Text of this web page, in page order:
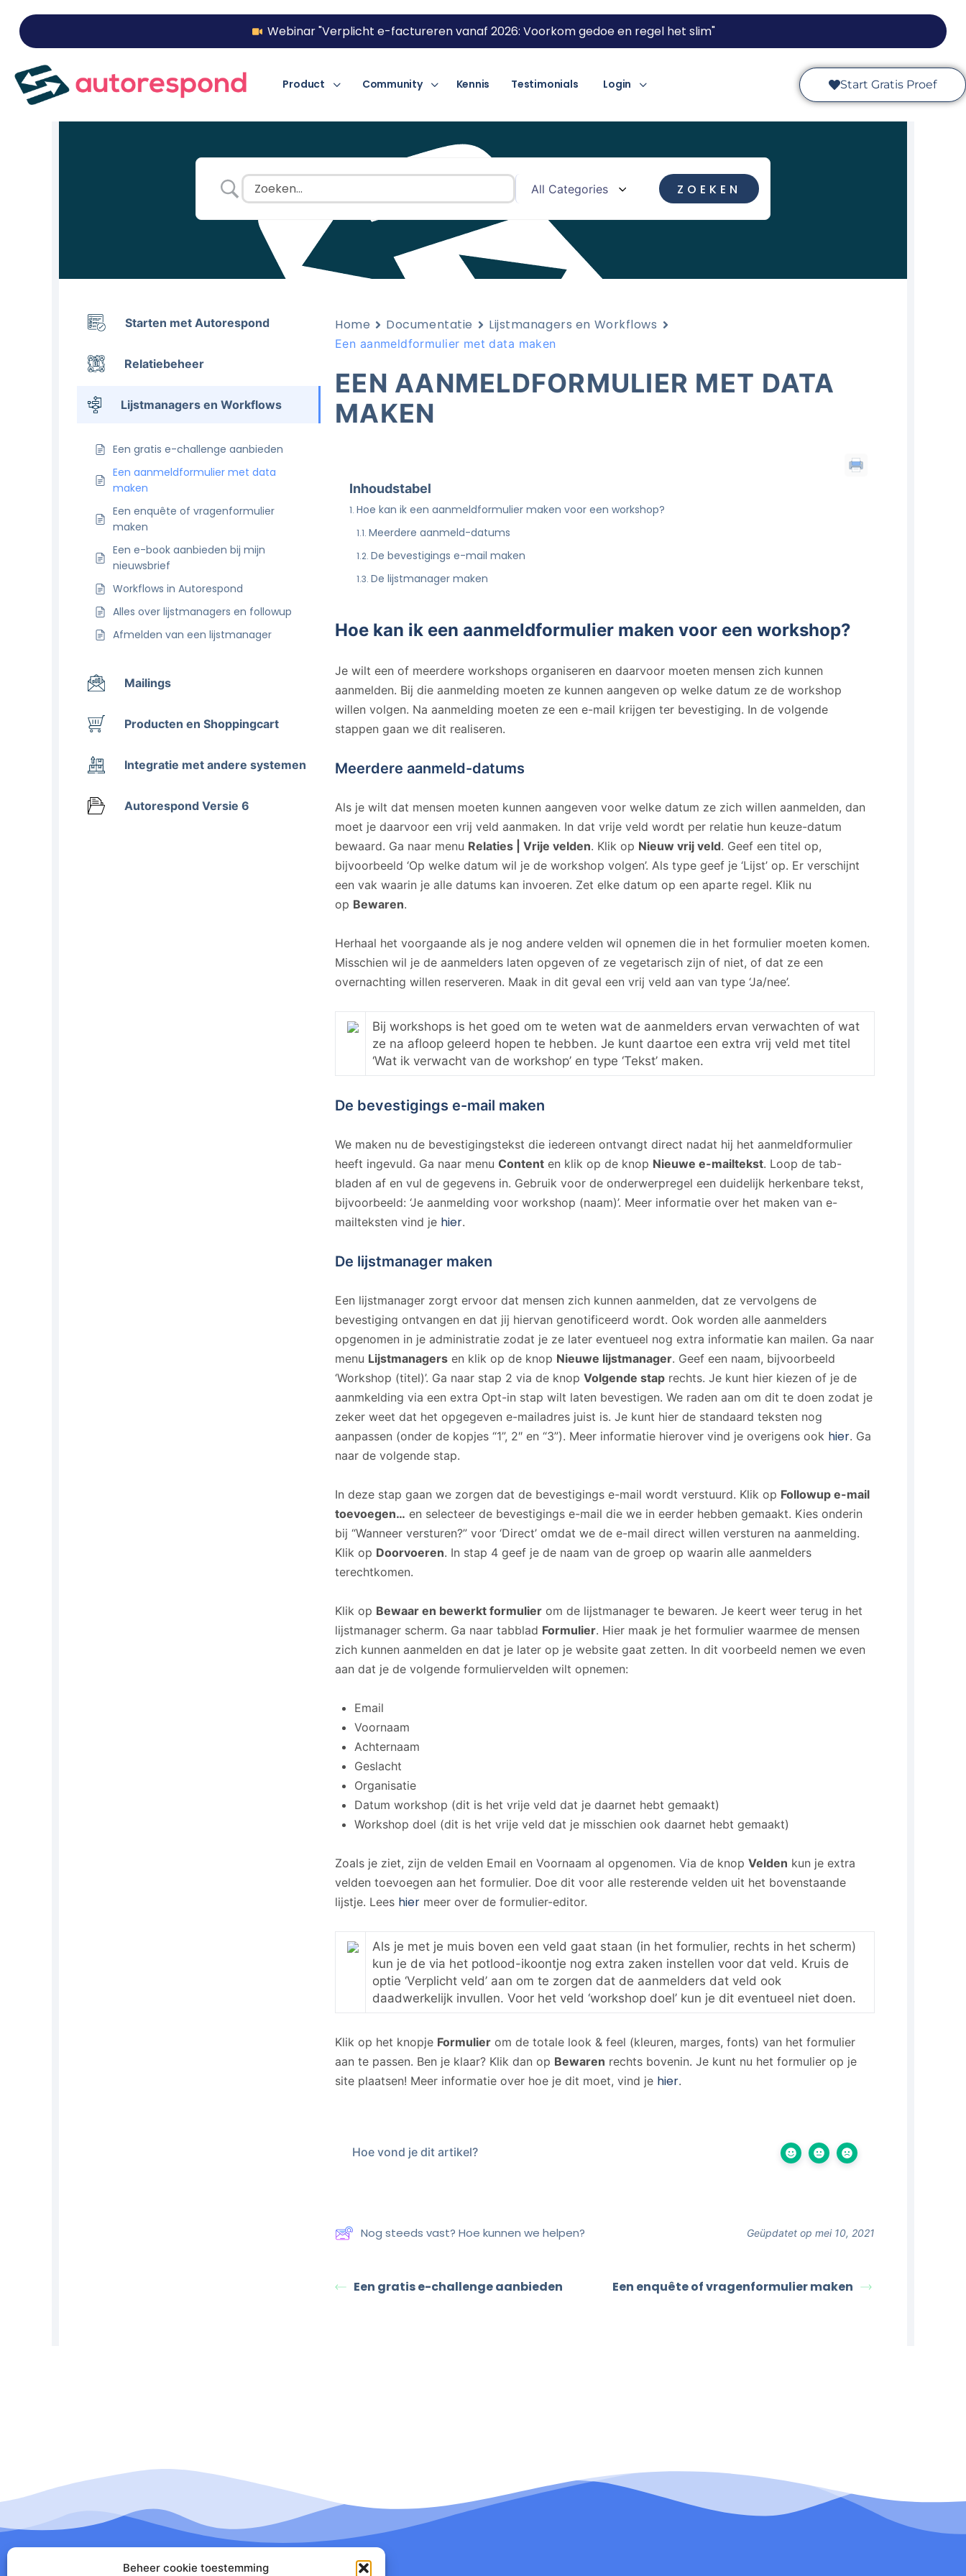
Beheer cookie toestemming
Webinar "Verplicht e-factureren vanaf 2026: Voorkom gedoe en regel het slim"
Product Community Kennis Testimonials Login Start Gratis Proef
Starten met Autorespond
Relatiebeheer
Lijstmanagers en Workflows
Een gratis e-challenge aanbieden
Een aanmeldformulier met data
maken
Een enquête of vragenformulier
maken
Een e-book aanbieden bij mijn
nieuwsbrief
Workflows in Autorespond
Alles over lijstmanagers en followup
Afmelden van een lijstmanager
Mailings
Producten en Shoppingcart
Integratie met andere systemen
Autorespond Versie 6
Home Documentatie Lijstmanagers en Workflows
Een aanmeldformulier met data maken
EEN AANMELDFORMULIER MET DATA
MAKEN
Inhoudstabel
Hoe kan ik een aanmeldformulier maken voor een workshop?
Meerdere aanmeld-datums
De bevestigings e-mail maken
De lijstmanager maken
Hoe kan ik een aanmeldformulier maken voor een workshop?
Je wilt een of meerdere workshops organiseren en daarvoor moeten mensen zich kunnen
aanmelden. Bij die aanmelding moeten ze kunnen aangeven op welke datum ze de workshop
willen volgen. Na aanmelding moeten ze een e-mail krijgen ter bevestiging. In de volgende
stappen gaan we dit realiseren.
Meerdere aanmeld-datums
Als je wilt dat mensen moeten kunnen aangeven voor welke datum ze zich willen aanmelden, dan
moet je daarvoor een vrij veld aanmaken. In dat vrije veld wordt per relatie hun keuze-datum
bewaard. Ga naar menu Relaties | Vrije velden. Klik op Nieuw vrij veld. Geef een titel op,
bijvoorbeeld ‘Op welke datum wil je de workshop volgen’. Als type geef je ‘Lijst’ op. Er verschijnt
een vak waarin je alle datums kan invoeren. Zet elke datum op een aparte regel. Klik nu
op Bewaren.
Herhaal het voorgaande als je nog andere velden wil opnemen die in het formulier moeten komen.
Misschien wil je de aanmelders laten opgeven of ze vegetarisch zijn of niet, of dat ze een
overnachting willen reserveren. Maak in dit geval een vrij veld aan van type ‘Ja/nee’.
Bij workshops is het goed om te weten wat de aanmelders ervan verwachten of wat
ze na afloop geleerd hopen te hebben. Je kunt daartoe een extra vrij veld met titel
‘Wat ik verwacht van de workshop’ en type ‘Tekst’ maken.
De bevestigings e-mail maken
We maken nu de bevestigingstekst die iedereen ontvangt direct nadat hij het aanmeldformulier
heeft ingevuld. Ga naar menu Content en klik op de knop Nieuwe e-mailtekst. Loop de tab-
bladen af en vul de gegevens in. Gebruik voor de onderwerpregel een duidelijk herkenbare tekst,
bijvoorbeeld: ‘Je aanmelding voor workshop (naam)’. Meer informatie over het maken van e-
mailteksten vind je hier.
De lijstmanager maken
Een lijstmanager zorgt ervoor dat mensen zich kunnen aanmelden, dat ze vervolgens de
bevestiging ontvangen en dat jij hiervan genotificeerd wordt. Ook worden alle aanmelders
opgenomen in je administratie zodat je ze later eventueel nog extra informatie kan mailen. Ga naar
menu Lijstmanagers en klik op de knop Nieuwe lijstmanager. Geef een naam, bijvoorbeeld
‘Workshop (titel)’. Ga naar stap 2 via de knop Volgende stap rechts. Je kunt hier kiezen of je de
aanmkelding via een extra Opt-in stap wilt laten bevestigen. We raden aan om dit te doen zodat je
zeker weet dat het opgegeven e-mailadres juist is. Je kunt hier de standaard teksten nog
aanpassen (onder de kopjes “1”, 2″ en “3”). Meer informatie hierover vind je overigens ook hier. Ga
naar de volgende stap.
In deze stap gaan we zorgen dat de bevestigings e-mail wordt verstuurd. Klik op Followup e-mail
toevoegen… en selecteer de bevestigings e-mail die we in eerder hebben gemaakt. Kies onderin
bij “Wanneer versturen?” voor ‘Direct’ omdat we de e-mail direct willen versturen na aanmelding.
Klik op Doorvoeren. In stap 4 geef je de naam van de groep op waarin alle aanmelders
terechtkomen.
Klik op Bewaar en bewerkt formulier om de lijstmanager te bewaren. Je keert weer terug in het
lijstmanager scherm. Ga naar tabblad Formulier. Hier maak je het formulier waarmee de mensen
zich kunnen aanmelden en dat je later op je website gaat zetten. In dit voorbeeld nemen we even
aan dat je de volgende formuliervelden wilt opnemen:
Email
Voornaam
Achternaam
Geslacht
Organisatie
Datum workshop (dit is het vrije veld dat je daarnet hebt gemaakt)
Workshop doel (dit is het vrije veld dat je misschien ook daarnet hebt gemaakt)
Zoals je ziet, zijn de velden Email en Voornaam al opgenomen. Via de knop Velden kun je extra
velden toevoegen aan het formulier. Doe dit voor alle resterende velden uit het bovenstaande
lijstje. Lees hier meer over de formulier-editor.
Als je met je muis boven een veld gaat staan (in het formulier, rechts in het scherm)
kun je de via het potlood-ikoontje nog extra zaken instellen voor dat veld. Kruis de
optie ‘Verplicht veld’ aan om te zorgen dat de aanmelders dat veld ook
daadwerkelijk invullen. Voor het veld ‘workshop doel’ kun je dit eventueel niet doen.
Klik op het knopje Formulier om de totale look & feel (kleuren, marges, fonts) van het formulier
aan te passen. Ben je klaar? Klik dan op Bewaren rechts bovenin. Je kunt nu het formulier op je
site plaatsen! Meer informatie over hoe je dit moet, vind je hier.
Hoe vond je dit artikel?
Nog steeds vast? Hoe kunnen we helpen? Geüpdatet op mei 10, 2021
Een gratis e-challenge aanbieden Een enquête of vragenformulier maken